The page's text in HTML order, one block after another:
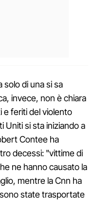
solo di una si sa
invece, non è chiara
e feriti del violento
Uniti si sta iniziando a
Contee ha
decessi: "vittime di
ne hanno causato la
mentre la Cnn ha
state trasportate